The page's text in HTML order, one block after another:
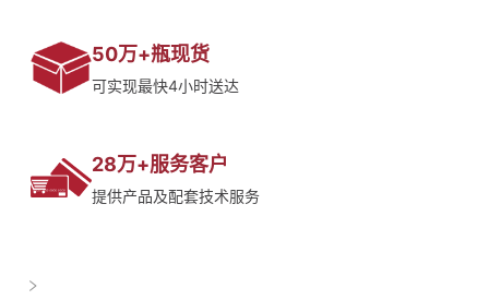
50万+瓶现货
可实现最快4小时送达
28万+服务客户
提供产品及配套技术服务